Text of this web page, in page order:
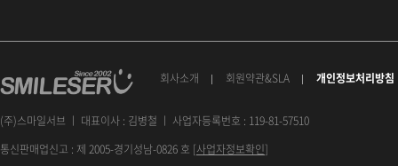
회사소개 회원약관&SLA 개인정보처리방침
(주)스마일서브 ㅣ 대표이사 : 김병철 ㅣ 사업자등록번호 : 119-81-57510
통신판매업신고 : 제 2005-경기성남-0826 호 [사업자정보확인]